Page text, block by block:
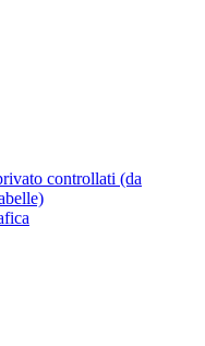
controllati (da